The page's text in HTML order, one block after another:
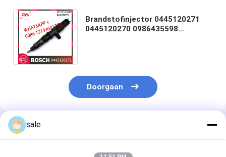
Brandstofinjector 0445120271
0445120270 0986435598
Doorgaan
Geadviseerde Producten
sale